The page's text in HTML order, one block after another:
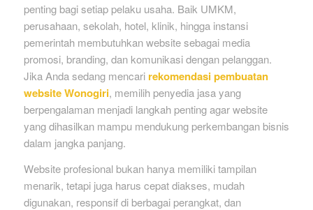
penting bagi setiap pelaku usaha. Baik UMKM,
perusahaan, sekolah, hotel, klinik, hingga instansi
pemerintah membutuhkan website sebagai media
promosi, branding, dan komunikasi dengan pelanggan.
Jika Anda sedang mencari rekomendasi pembuatan
website Wonogiri, memilih penyedia jasa yang
berpengalaman menjadi langkah penting agar website
yang dihasilkan mampu mendukung perkembangan bisnis
dalam jangka panjang.
Website profesional bukan hanya memiliki tampilan
menarik, tetapi juga harus cepat diakses, mudah
digunakan, responsif di berbagai perangkat, dan